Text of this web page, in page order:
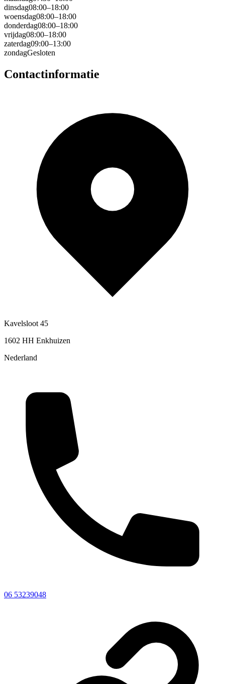
dinsdag08:00–18:00
woensdag08:00–18:00
donderdag08:00–18:00
vrijdag08:00–18:00
zaterdag09:00–13:00
zondagGesloten
Contactinformatie
Kavelsloot 45
1602 HH Enkhuizen
Nederland
06 53239048